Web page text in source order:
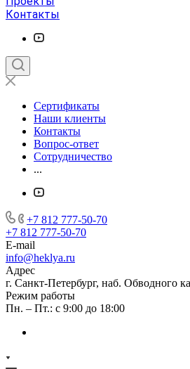
Контакты
Сертификаты
Наши клиенты
Контакты
Вопрос-ответ
Сотрудничество
...
+7 812 777-50-70
+7 812 777-50-70
E-mail
info@heklya.ru
Адрес
г. Санкт-Петербург, наб. Обводного
Режим работы
Пн. – Пт.: с 9:00 до 18:00